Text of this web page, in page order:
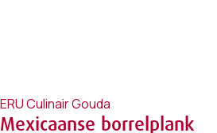
ERU Culinair Gouda
Mexicaanse borrelplank